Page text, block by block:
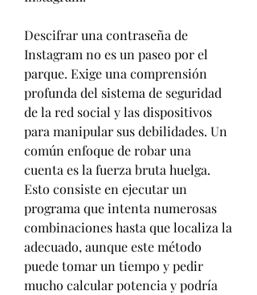
Descifrar una contraseña de
Instagram no es un paseo por el
parque. Exige una comprensión
profunda del sistema de seguridad
de la red social y las dispositivos
para manipular sus debilidades. Un
común enfoque de robar una
cuenta es la fuerza bruta huelga.
Esto consiste en ejecutar un
programa que intenta numerosas
combinaciones hasta que localiza la
adecuado, aunque este método
puede tomar un tiempo y pedir
mucho calcular potencia y podría